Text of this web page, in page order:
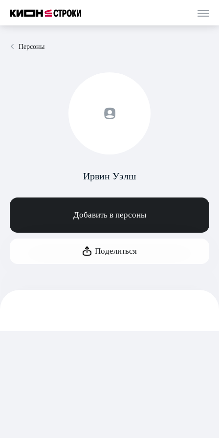
Персоны
Ирвин Уэлш
Добавить в персоны
Поделиться